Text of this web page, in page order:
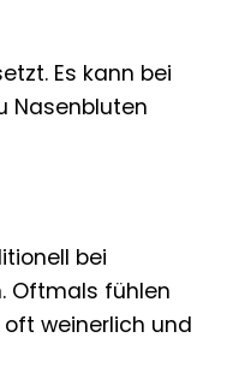
Es kann bei
Nasenbluten
bei
Oftmals fühlen
weinerlich und